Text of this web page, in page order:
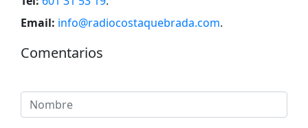
Email: info@radiocostaquebrada.com.
Comentarios